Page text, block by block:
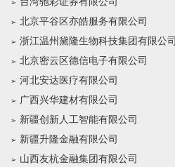
北京平谷区亦皓服务有限公司
浙江温州黛隆生物科技集团有限公司
北京密云区德信电子有限公司
河北安达医疗有限公司
广西兴华建材有限公司
新疆创新人工智能有限公司
新疆升隆金融有限公司
山西友杭金融集团有限公司